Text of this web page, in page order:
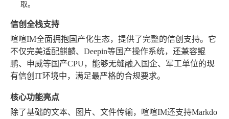
取。
信创全栈支持
喧喧IM全面拥抱国产化生态，提供了完整的信创支持。它
不仅完美适配麒麟、Deepin等国产操作系统，还兼容鲲
鹏、申威等国产CPU，能够无缝融入国企、军工单位的现
有信创IT环境中，满足最严格的合规要求。
核心功能亮点
除了基础的文本、图片、文件传输，喧喧IM还支持Markdo